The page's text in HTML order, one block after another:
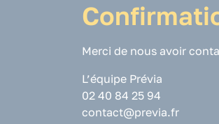
Merci de nous avoir
L’équipe Prévia
02 40 84 25 94
contact@previa.fr